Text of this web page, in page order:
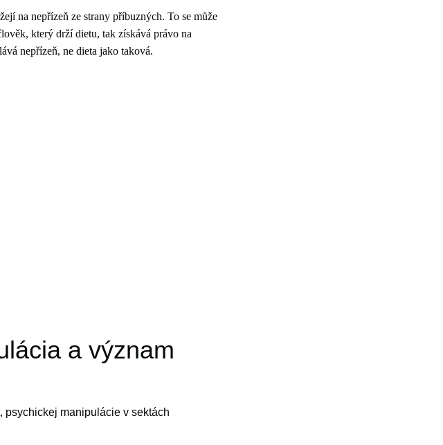
na nepřízeň ze strany příbuzných. To se může
který drží dietu, tak získává právo na
nepřízeň, ne dieta jako taková.
a význam
psychickej manipulácie v sektách